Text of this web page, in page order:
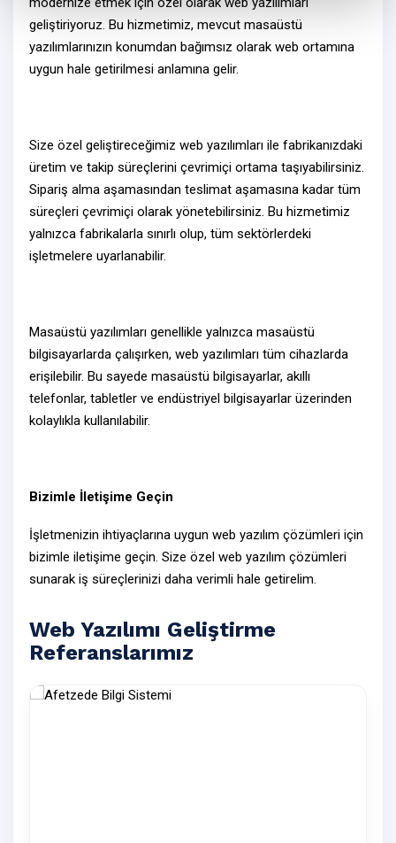
geliştiriyoruz. Bu hizmetimiz, mevcut masaüstü
yazılımlarınızın konumdan bağımsız olarak web ortamına
uygun hale getirilmesi anlamına gelir.
Size özel geliştireceğimiz web yazılımları ile fabrikanızdaki
üretim ve takip süreçlerini çevrimiçi ortama taşıyabilirsiniz.
Sipariş alma aşamasından teslimat aşamasına kadar tüm
süreçleri çevrimiçi olarak yönetebilirsiniz. Bu hizmetimiz
yalnızca fabrikalarla sınırlı olup, tüm sektörlerdeki
işletmelere uyarlanabilir.
Masaüstü yazılımları genellikle yalnızca masaüstü
bilgisayarlarda çalışırken, web yazılımları tüm cihazlarda
erişilebilir. Bu sayede masaüstü bilgisayarlar, akıllı
telefonlar, tabletler ve endüstriyel bilgisayarlar üzerinden
kolaylıkla kullanılabilir.
Bizimle İletişime Geçin
İşletmenizin ihtiyaçlarına uygun web yazılım çözümleri için
bizimle iletişime geçin. Size özel web yazılım çözümleri
sunarak iş süreçlerinizi daha verimli hale getirelim.
Web Yazılımı Geliştirme
Referanslarımız